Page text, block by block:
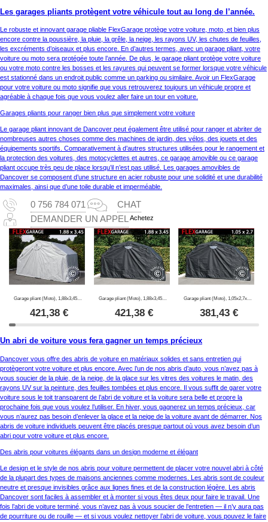
Les garages pliants protègent votre véhicule tout au long de l’année.
Le robuste et innovant garage pliable FlexGarage protège votre voiture, moto, et bien plus
encore contre la poussière, la pluie, la grêle, la neige, les rayons UV, les chutes de feuilles,
les excréments d’oiseaux et plus encore. En d’autres termes, avec un garage pliant, votre
voiture ou moto sera protégée toute l’année. De plus, le garage pliant protège votre voiture
ou votre moto contre les bosses et les rayures qui peuvent se former lorsque votre véhicule
est stationné dans un endroit public comme un parking ou similaire. Avoir un FlexGarage
pour votre voiture ou moto signifie que vous retrouverez toujours un véhicule propre et
agréable à chaque fois que vous voulez aller faire un tour en voiture.
Garages pliants pour ranger bien plus que simplement votre voiture
Le garage pliant innovant de Dancover peut également être utilisé pour ranger et abriter de
nombreuses autres choses comme des machines de jardin, des vélos, des jouets et des
équipements sportifs. Comparativement à d’autres structures utilisées pour le rangement et
la protection des voitures, des motocyclettes et autres, ce garage amovible ou ce garage
pliant occupe très peu de place lorsqu’il n’est pas utilisé. Les garages amovibles de
Dancover se composent d’une structure en acier robuste pour une solidité et une durabilité
maximales, ainsi que d’une toile durable et imperméable.
0 756 784 071
CHAT
DEMANDER UN APPELAchetez
Garage pliant (Moto), 1,88x3,45x1,9m, Gris
421,38 €
Garage pliant (Moto), 1,88x3,45x1,9m, Noir
421,38€
Garage pliant (Moto), 1,05x2,7x1,57m, Noir
381,43€
Un abri de voiture vous fera gagner un temps précieux
Dancover vous offre des abris de voiture en matériaux solides et sans entretien qui
protègeront votre voiture et plus encore. Avec l’un de nos abris d’auto, vous n’avez pas à
vous soucier de la pluie, de la neige, de la glace sur les vitres des voitures le matin, des
rayons UV sur la peinture, des feuilles tombées et plus encore. Il vous suffit de garer votre
voiture sous le toit transparent de l’abri de voiture et la voiture sera belle et propre la
prochaine fois que vous voulez l’utiliser. En hiver, vous gagnerez un temps précieux, car
vous n’aurez pas besoin d’enlever la glace et la neige de la voiture avant de démarrer. Nos
abris de voiture individuels peuvent être placés presque partout où vous avez besoin d’un
abri pour votre voiture et plus encore.
Des abris pour voitures élégants dans un design moderne et élégant
Le design et le style de nos abris pour voiture permettent de placer votre nouvel abri à côté
de la plupart des types de maisons anciennes comme modernes. Les abris sont de couleur
neutre et presque invisibles grâce aux lignes fines et de la construction légère. Les abris
Dancover sont faciles à assembler et à monter si vous êtes deux pour faire le travail. Une
fois l’abri de voiture terminé, vous n’avez pas à vous soucier de l’entretien — il n’y aura pas
de pourriture ou de rouille — et si vous voulez nettoyer l’abri de voiture, vous pouvez le faire